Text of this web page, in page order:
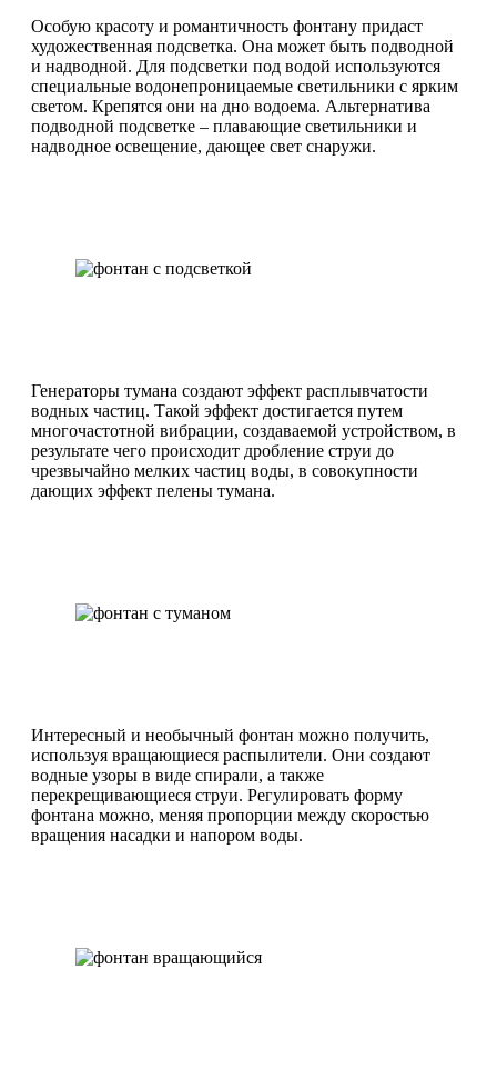
Особую красоту и романтичность фонтану придаст
художественная подсветка. Она может быть подводной
и надводной. Для подсветки под водой используются
специальные водонепроницаемые светильники с ярким
светом. Крепятся они на дно водоема. Альтернатива
подводной подсветке – плавающие светильники и
надводное освещение, дающее свет снаружи.
Генераторы тумана создают эффект расплывчатости
водных частиц. Такой эффект достигается путем
многочастотной вибрации, создаваемой устройством, в
результате чего происходит дробление струи до
чрезвычайно мелких частиц воды, в совокупности
дающих эффект пелены тумана.
Интересный и необычный фонтан можно получить,
используя вращающиеся распылители. Они создают
водные узоры в виде спирали, а также
перекрещивающиеся струи. Регулировать форму
фонтана можно, меняя пропорции между скоростью
вращения насадки и напором воды.